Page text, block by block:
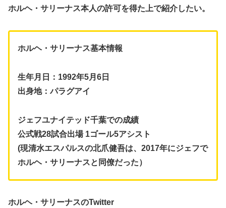
ホルヘ・サリーナス本人の許可を得た上で紹介したい。
ホルヘ・サリーナス基本情報
生年月日：1992年5月6日
出身地：パラグアイ
ジェフユナイテッド千葉での成績
公式戦28試合出場 1ゴール5アシスト
(現清水エスパルスの北爪健吾は、2017年にジェフで
ホルヘ・サリーナスと同僚だった）
ホルヘ・サリーナスのTwitter